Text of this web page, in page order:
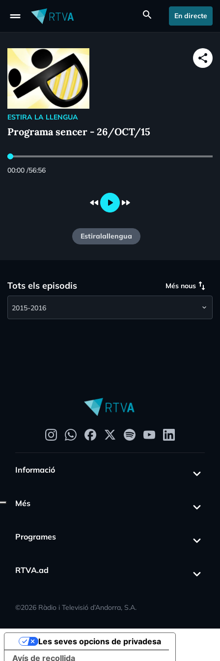
drag_handle search En directe
share
ESTIRA LA LLENGUA
Programa sencer - 26/OCT/15
00:00 /56:56
fast_rewind play_arrow fast_forward
Estiralallengua
Tots els episodis Més nous swap_vert
Informació
Més
Programes
RTVA.ad
©2026 Ràdio i Televisió d’Andorra, S.A.
Avís de recollida
Les seves opcions de privadesa